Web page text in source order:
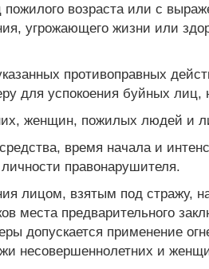
возраста или с
угрожающего жизни или
противоправных
для успокоения буйных
женщин, пожилых людей и
время начала и
правонарушителя.
лицом, взятым под стражу,
места предварительного
допускается применение
несовершеннолетних и